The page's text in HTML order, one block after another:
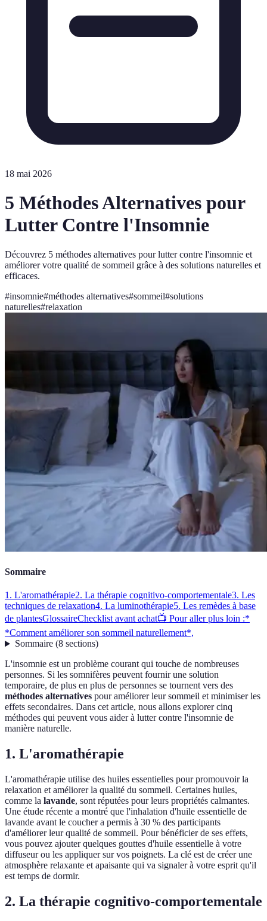
18 mai 2026
5 Méthodes Alternatives pour
Lutter Contre l'Insomnie
Découvrez 5 méthodes alternatives pour lutter contre l'insomnie et
améliorer votre qualité de sommeil grâce à des solutions naturelles et
efficaces.
#insomnie#méthodes alternatives#sommeil#solutions
naturelles#relaxation
Sommaire
1. L'aromathérapie2. La thérapie cognitivo-comportementale3. Les
techniques de relaxation4. La luminothérapie5. Les remèdes à base
de plantesGlossaireChecklist avant achat📺 Pour aller plus loin :*
*Comment améliorer son sommeil naturellement*,
Sommaire(8 sections)
L'insomnie est un problème courant qui touche de nombreuses
personnes. Si les somnifères peuvent fournir une solution
temporaire, de plus en plus de personnes se tournent vers des
méthodes alternatives pour améliorer leur sommeil et minimiser les
effets secondaires. Dans cet article, nous allons explorer cinq
méthodes qui peuvent vous aider à lutter contre l'insomnie de
manière naturelle.
1. L'aromathérapie
L'aromathérapie utilise des huiles essentielles pour promouvoir la
relaxation et améliorer la qualité du sommeil. Certaines huiles,
comme la lavande, sont réputées pour leurs propriétés calmantes.
Une étude récente a montré que l'inhalation d'huile essentielle de
lavande avant le coucher a permis à 30 % des participants
d'améliorer leur qualité de sommeil. Pour bénéficier de ses effets,
vous pouvez ajouter quelques gouttes d'huile essentielle à votre
diffuseur ou les appliquer sur vos poignets. La clé est de créer une
atmosphère relaxante et apaisante qui va signaler à votre esprit qu'il
est temps de dormir.
2. La thérapie cognitivo-comportementale